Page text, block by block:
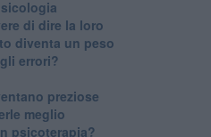
di dire la loro
diventa un peso
errori?
preziose
meglio
psicoterapia?